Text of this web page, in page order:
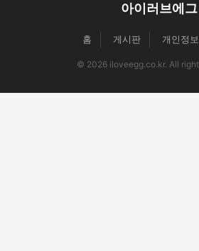
아이러브에그
홈 게시판 개인정
© 2026 iloveegg.co.kr. All